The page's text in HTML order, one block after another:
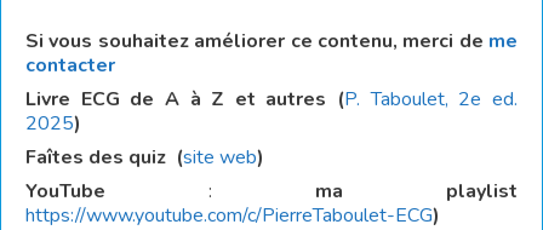
Si vous souhaitez améliorer ce contenu, merci de me
contacter
Livre ECG de A à Z et autres (P. Taboulet, 2e ed.
2025)
Faîtes des quiz (site web)
YouTube : ma playlist
https://www.youtube.com/c/PierreTaboulet-ECG)